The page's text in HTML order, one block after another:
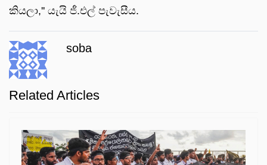
කියලා,'' යැයි ජී.එල් පැවැසීය.
soba
Related Articles